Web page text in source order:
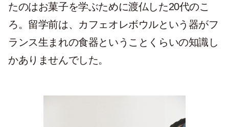
たのはお菓子を学ぶために渡仏した20代のこ
ろ。留学前は、カフェオレボウルという器がフ
ランス生まれの食器ということくらいの知識し
かありませんでした。